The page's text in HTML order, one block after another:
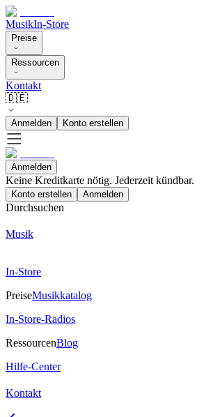
MusikIn-Store
Preise
Ressourcen
Kontakt
🇩🇪
Anmelden Konto erstellen
Anmelden
Keine Kreditkarte nötig. Jederzeit kündbar.
Konto erstellen Anmelden
Durchsuchen
Musik
In-Store
PreiseMusikkatalog
In-Store-Radios
RessourcenBlog
Hilfe-Center
Kontakt